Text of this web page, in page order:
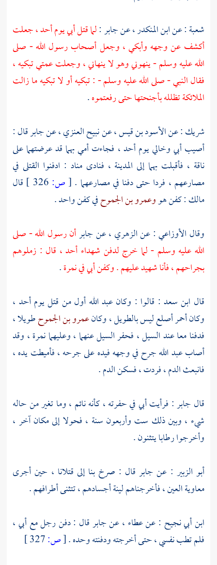
شعبة: عنابن المنكدر، عنجابر:لما قتل أبي يومأحد، جعلت
أكشف عن وجهه وأبكي ، وجعل أصحاب رسول الله - صلى
الله عليه وسلم - ينهوني وهو لا ينهاني ، وجعلت عمتي تبكيه ،
فقال النبي - صلى الله عليه وسلم - : تبكيه أو لا تبكيه ما زالت
الملائكة تظلله بأجنحتها حتى رفعتموه.
شريك: عنالأسود بن قيس، عننبيح العنزي، عنجابرقال :
أصيب أبي وخالي يومأحد، فجاءت أمي بهما قد عرضتهما على
ناقة ، فأقبلت بهما إلى المدينة ، فنادى مناد : ادفنوا القتلى في
مصارعهم ، فردا حتى دفنا في مصارعهما . [ص:
قال
مالك: كفن هووعمرو بن الجموحفي كفن واحد .
وقال الأوزاعي: عنالزهري ، عنجابرأن رسول الله - صلى
الله عليه وسلم - لما خرج لدفن شهداء أحد، قال : زملوهم
بجراحهم ، فأنا شهيد عليهم . وكفن أبي في نمرة.
قال ابن سعد : قالوا : وكانعبد اللهأول من قتل يومأحد ،
وكان أحمر أصلع ليس بالطويل ، وكانعمرو بن الجموحطويلا ،
فدفنا معا عند السيل ، فحفر السيل عنهما ، وعليهما نمرة ، وقد
أصابعبد اللهجرح في وجهه فيده على جرحه ، فأميطت يده ،
فانبعث الدم ، فردت ، فسكن الدم .
قال جابر: فرأيت أبي في حفرته ، كأنه نائم ، وما تغير من حاله
شيء ، وبين ذلك ست وأربعون سنة ، فحولا إلى مكان آخر ،
وأخرجوا رطابا يتثنون .
أبو الزبير : عن جابر قال : صرخ بنا إلى قتلانا ، حين أجرى
معاويةالعين ، فأخرجناهم لينة أجسادهم ، تتثنى أطرافهم .
ابن أبي نجيح : عنعطاء ، عنجابرقال : دفن رجل مع أبي ،
فلم تطب نفسي ، حتى أخرجته ودفنته وحده .[ص: